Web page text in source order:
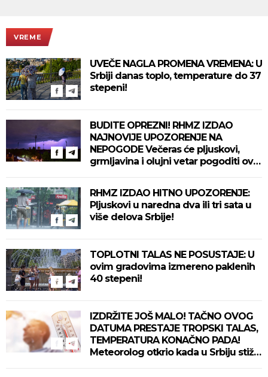
VREME
UVEČE NAGLA PROMENA VREMENA: U
Srbiji danas toplo, temperature do 37
stepeni!
BUDITE OPREZNI! RHMZ IZDAO
NAJNOVIJE UPOZORENJE NA
NEPOGODE Večeras će pljuskovi,
grmljavina i olujni vetar pogoditi ove
RHMZ IZDAO HITNO UPOZORENJE:
Pljuskovi u naredna dva ili tri sata u
više delova Srbije!
TOPLOTNI TALAS NE POSUSTAJE: U
ovim gradovima izmereno paklenih
40 stepeni!
IZDRŽITE JOŠ MALO! TAČNO OVOG
DATUMA PRESTAJE TROPSKI TALAS,
TEMPERATURA KONAČNO PADA!
Meteorolog otkrio kada u Srbiju stiže